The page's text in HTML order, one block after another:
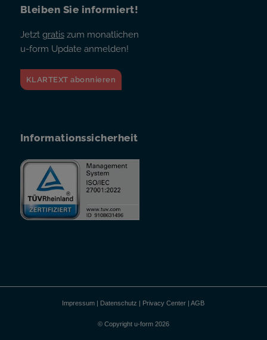
Bleiben Sie informiert!
Jetzt gratiszum monatlichen
u-form Update anmelden!
KLARTEXT abonnieren
Informationssicherheit
Impressum | Datenschutz | Privacy Center |AGB
© Copyright u-form 2026